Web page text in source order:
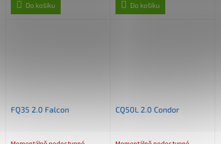
Do košíku
Do košíku
FQ35 2.0 Falcon CQ50L 2.0 Condor